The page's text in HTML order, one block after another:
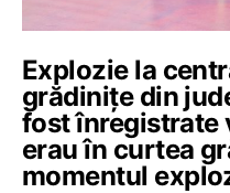
Explozie la
grădinițe din
fost înregistrate
erau în curtea
momentul